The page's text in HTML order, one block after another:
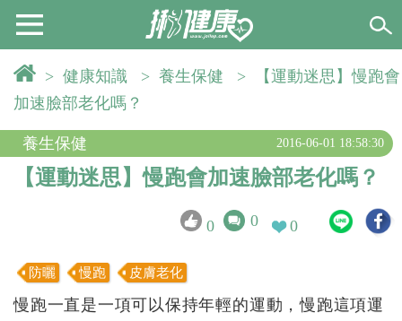
> 健康知識 > 養生保健 >
【運動迷思】慢跑會
加速臉部老化嗎？
養生保健 2016-06-01 18:58:30
【運動迷思】慢跑會加速臉部老化嗎？
0 0 0
防曬 慢跑 皮膚老化
慢跑一直是一項可以保持年輕的運動，慢跑這項運